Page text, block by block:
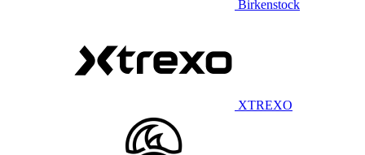
Birkenstock
XTREXO